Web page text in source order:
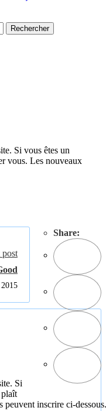
Si vous êtes un
vous. Les nouveaux
Share:
Si
plaît
peuvent inscrire ci-dessous.